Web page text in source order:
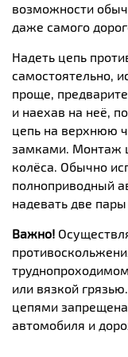
возможности
даже самого
Надеть цепь
самостоятельно,
проще,
и наехав на неё,
цепь на верхнюю
замками. Монтаж
колёса. Обычно
полноприводный
надевать две
Важно!
или вязкой
цепями
автомобиля и